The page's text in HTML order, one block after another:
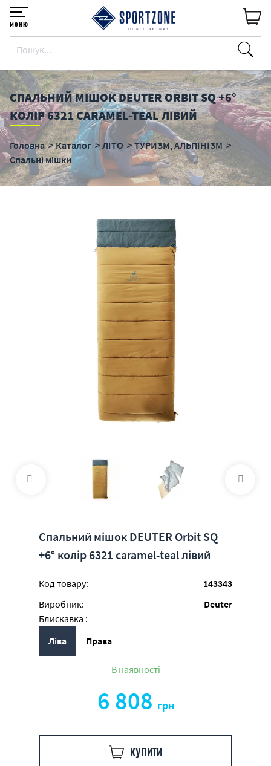
меню
СПАЛЬНИЙ МІШОК DEUTER ORBIT SQ +6°
КОЛІР 6321 CARAMEL-TEAL ЛІВИЙ
Головна Каталог ЛІТО
ТУРИЗМ, АЛЬПІНІЗМ
Спальні мішки
Спальний мішок DEUTER Orbit SQ
+6° колір 6321 caramel-teal лівий
Код товару:
143343
Виробник:
Deuter
Блискавка :
Ліва
Права
В наявності
6 808 грн
КУПИТИ